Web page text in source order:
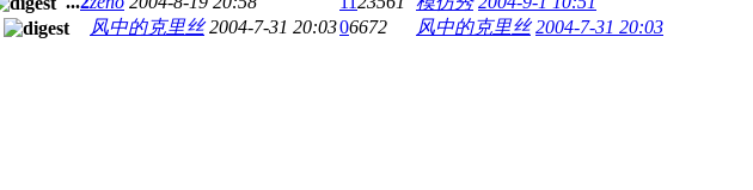
风中的克里丝 2004-7-31 20:0306672 风中的克里丝 2004-7-31 20:03